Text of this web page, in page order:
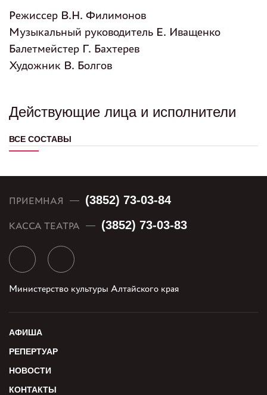
Режиссер В.Н. Филимонов
Музыкальный руководитель Е. Иващенко
Балетмейстер Г. Бахтерев
Художник В. Болгов
Действующие лица и исполнители
ВСЕ СОСТАВЫ
ПРИЕМНАЯ (3852) 73-03-84
КАССА ТЕАТРА (3852) 73-03-83
Министерство культуры Алтайского края
АФИША
РЕПЕРТУАР
НОВОСТИ
КОНТАКТЫ